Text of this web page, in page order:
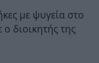
με ψυγεία στο
διοικητής της